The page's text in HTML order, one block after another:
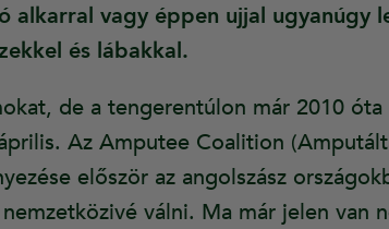
alkarral vagy éppen ujjal ugyanúgy
és lábakkal.
de a tengerentúlon már 2010 óta
Az Amputee Coalition
először az angolszász
válni. Ma már jelen van